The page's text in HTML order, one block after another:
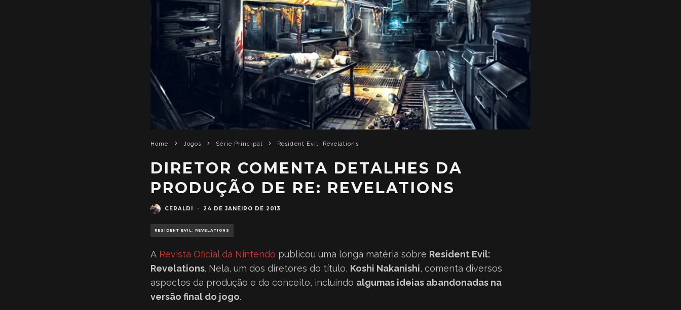
Home Jogos Série Principal Resident Evil: Revelations
DIRETOR COMENTA DETALHES DA
PRODUÇÃO DE RE: REVELATIONS
CERALDI · 24 DE JANEIRO DE 2013
RESIDENT EVIL: REVELATIONS
A Revista Oficial da Nintendo publicou uma longa matéria sobre Resident Evil:
Revelations. Nela, um dos diretores do título, Koshi Nakanishi, comenta diversos
aspectos da produção e do conceito, incluindo algumas ideias abandonadas na
versão final do jogo.